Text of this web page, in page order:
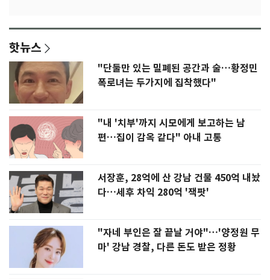
핫뉴스
"단둘만 있는 밀폐된 공간과 술…황정민
폭로녀는 두가지에 집착했다"
"내 '치부'까지 시모에게 보고하는 남
편…집이 감옥 같다" 아내 고통
서장훈, 28억에 산 강남 건물 450억 내놨
다…세후 차익 280억 '잭팟'
"자네 부인은 잘 끝날 거야"…'양정원 무
마' 강남 경찰, 다른 돈도 받은 정황